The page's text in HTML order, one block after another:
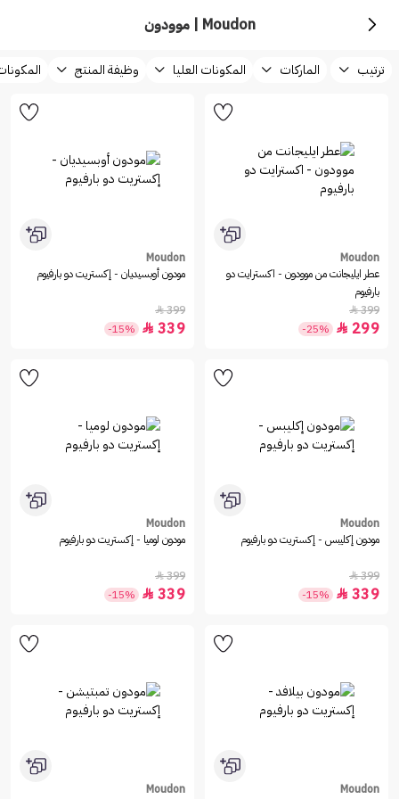
Moudon | موودون
ترتيب الماركات المكونات العليا وظيفة المنتج
Moudon
عطر ايليجانت من موودون - اكسترايت دو
بارفيوم
399

299

-25%
Moudon
مودون أوبسيديان - إكستريت دو بارفيوم
399

339

-15%
Moudon
مودون إكليبس - إكستريت دو بارفيوم
399

339

-15%
Moudon
مودون لوميا - إكستريت دو بارفيوم
399

339

-15%
Moudon
Moudon